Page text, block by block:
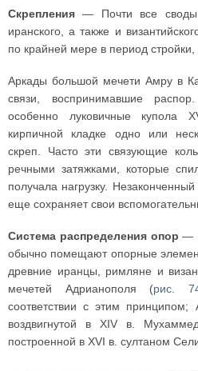
Скрепления — Почти все
иранского, а также и
по крайней мере в период
Аркады большой мечети Амру в
связи, воспринимавшие
особенно луковичные купола
кирпичной кладке одно или
скреп. Часто эти связующие
речными затяжками, которые
получала нагрузку.
еще сохраняет свои
Система распределения опор —
обычно помещают опорные
древние иранцы, римляне и
мечетей Адрианополя (рис.
соответствии с этим
воздвигнутой в XIV в.
построенной в XVI в. султаном